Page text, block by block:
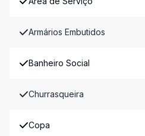
Armários Embutidos
Banheiro Social
Churrasqueira
Copa